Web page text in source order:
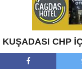
KUŞADASI CHP